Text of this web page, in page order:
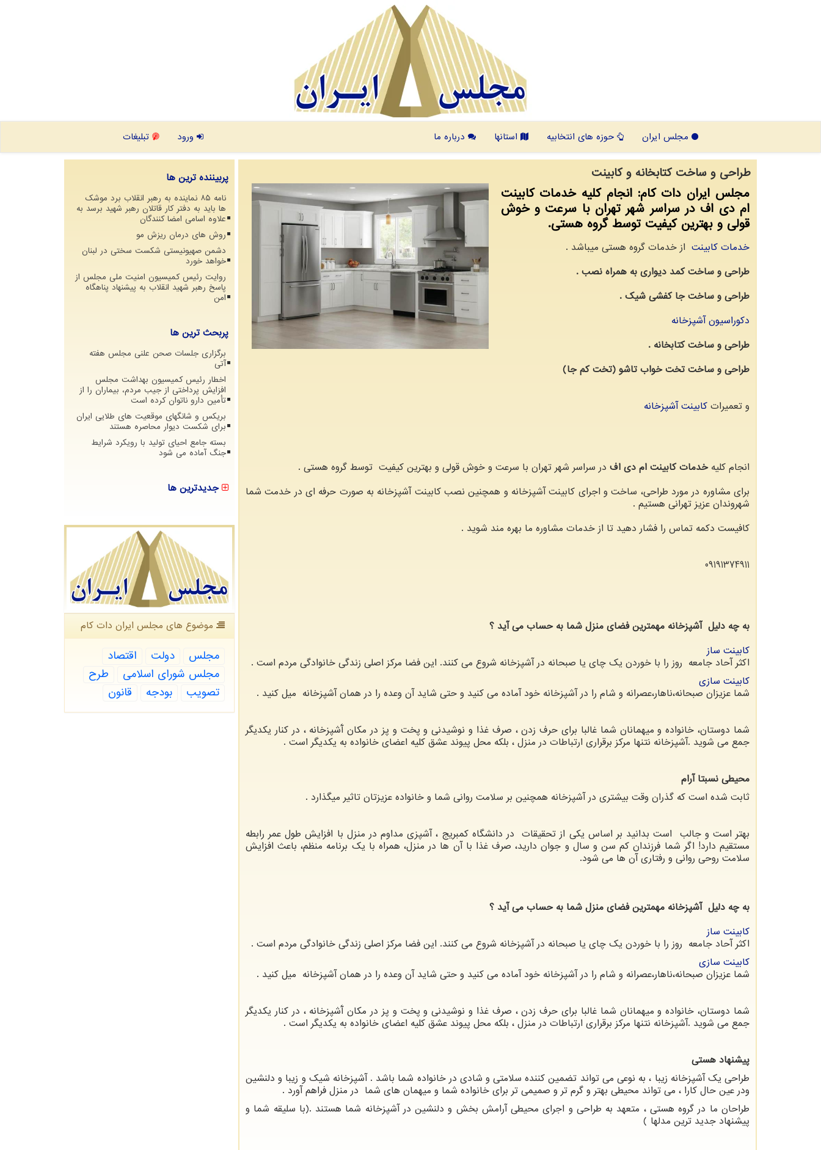
مجلس ایران حوزه های انتخابیه استانها درباره ما ورود تبلیغات
طراحی و ساخت كتابخانه و كابینت
مجلس ایران دات كام: انجام كلیه خدمات كابینت
ام دی اف در سراسر شهر تهران با سرعت و خوش
قولی و بهترین كیفیت توسط گروه هستی.
خدمات کابینت از خدمات گروه هستی میباشد .
طراحی و ساخت کمد دیواری به همراه نصب .
طراحی و ساخت جا کفشی شیک .
دکوراسیون آشپزخانه
طراحی و ساخت کتابخانه .
طراحی و ساخت تخت خواب تاشو (تخت کم جا)
و تعمیرات کابینت آشپزخانه
انجام کلیهخدمات کابینت ام دی اف در سراسر شهر تهران با سرعت و خوش قولی و بهترین کیفیت توسط گروه هستی .
برای مشاوره در مورد طراحی، ساخت و اجرای کابینت آشپزخانه و همچنین نصب کابینت آشپزخانه به صورت حرفه ای در خدمت شما
شهروندان عزیز تهرانی هستیم .
کافیست دکمه تماس را فشار دهید تا از خدمات مشاوره ما بهره مند شوید .
09191374911
به چه دلیل آشپزخانه مهمترین فضای منزل شما به حساب می آید ؟
کابینت ساز
اکثر آحاد جامعه روز را با خوردن یک چای یا صبحانه در آشپزخانه شروع می کنند. این فضا مرکز اصلی زندگی خانوادگی مردم است .
کابینت سازی
شما عزیزان صبحانه،ناهار،عصرانه و شام را در آشپزخانه خود آماده می کنید و حتی شاید آن وعده را در همان آشپزخانه میل کنید .
شما دوستان، خانواده و میهمانان شما غالبا برای حرف زدن ، صرف غذا و نوشیدنی و پخت و پز در مکان آَشپزخانه ، در کنار یکدیگر
جمع می شوید .آشپزخانه نتنها مرکز برقراری ارتباطات در منزل ، بلکه محل پیوند عشق کلیه اعضای خانواده به یکدیگر است .
محیطی نسبتا آرام
ثابت شده است که گذران وقت بیشتری در آشپزخانه همچنین بر سلامت روانی شما و خانواده عزیزتان تاثیر میگذارد .
بهتر است و جالب است بدانید بر اساس یکی از تحقیقات در دانشگاه کمبریج ، آشپزی مداوم در منزل با افزایش طول عمر رابطه
مستقیم دارد! اگر شما فرزندان کم سن و سال و جوان دارید، صرف غذا با آن ها در منزل، همراه با یک برنامه منظم، باعث افزایش
سلامت روحی روانی و رفتاری آن ها می شود.
به چه دلیل آشپزخانه مهمترین فضای منزل شما به حساب می آید ؟
کابینت ساز
اکثر آحاد جامعه روز را با خوردن یک چای یا صبحانه در آشپزخانه شروع می کنند. این فضا مرکز اصلی زندگی خانوادگی مردم است .
کابینت سازی
شما عزیزان صبحانه،ناهار،عصرانه و شام را در آشپزخانه خود آماده می کنید و حتی شاید آن وعده را در همان آشپزخانه میل کنید .
شما دوستان، خانواده و میهمانان شما غالبا برای حرف زدن ، صرف غذا و نوشیدنی و پخت و پز در مکان آَشپزخانه ، در کنار یکدیگر
جمع می شوید .آشپزخانه نتنها مرکز برقراری ارتباطات در منزل ، بلکه محل پیوند عشق کلیه اعضای خانواده به یکدیگر است .
پیشنهاد هستی
طراحی یک آشپزخانه زیبا ، به نوعی می تواند تضمین کننده سلامتی و شادی در خانواده شما باشد . آشپزخانه شیک و زیبا و دلنشین
ودر عین حال کارا ، می تواند محیطی بهتر و گرم تر و صمیمی تر برای خانواده شما و میهمان های شما در منزل فراهم آورد .
طراحان ما در گروه هستی ، متعهد به طراحی و اجرای محیطی آرامش بخش و دلنشین در آشپزخانه شما هستند .(با سلیقه شما و
پیشنهاد جدید ترین مدلها )
پربیننده ترین ها
نامه ۸۵ نماینده به رهبر انقلاب برد موشک
ها باید به دفتر کار قاتلان رهبر شهید برسد به
علاوه اسامی امضا کنندگان
روش های درمان ریزش مو
دشمن صهیونیستی شکست سختی در لبنان
خواهد خورد
روایت رئیس کمیسیون امنیت ملی مجلس از
پاسخ رهبر شهید انقلاب به پیشنهاد پناهگاه
امن
پربحث ترین ها
برگزاری جلسات صحن علنی مجلس هفته
آتی
اخطار رئیس کمیسیون بهداشت مجلس
افزایش پرداختی از جیب مردم، بیماران را از
تأمین دارو ناتوان کرده است
بریکس و شانگهای موقعیت های طلایی ایران
برای شکست دیوار محاصره هستند
بسته جامع احیای تولید با رویکرد شرایط
جنگ آماده می شود
جدیدترین ها
موضوع های مجلس ایران دات كام
مجلس دولت
اقتصاد
مجلس شورای اسلامی
طرح
تصویب
بودجه قانون